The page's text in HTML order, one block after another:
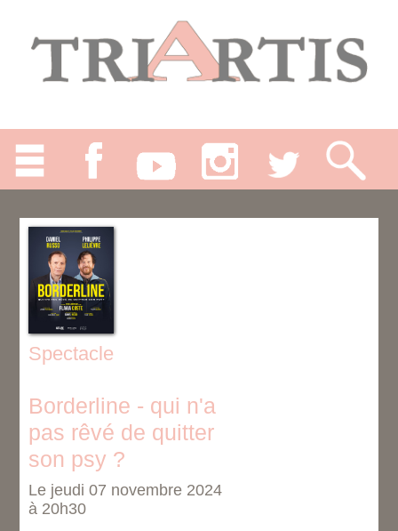
Spectacle
Borderline - qui n'a
pas rêvé de quitter
son psy ?
Le jeudi 07 novembre 2024
à 20h30